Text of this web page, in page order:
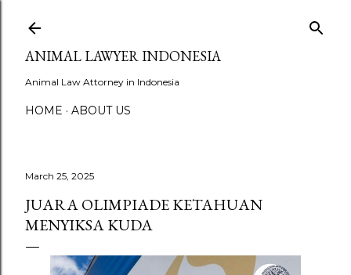
ANIMAL LAWYER INDONESIA
Animal Law Attorney in Indonesia
HOME ABOUT US
March 25, 2025
JUARA OLIMPIADE KETAHUAN
MENYIKSA KUDA